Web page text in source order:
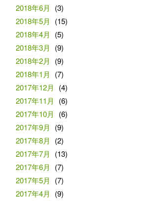
2018年6月
(3)
2018年5月
(15)
2018年4月
(5)
2018年3月
(9)
2018年2月
(9)
2018年1月
(7)
2017年12月
(4)
2017年11月
(6)
2017年10月
(6)
2017年9月
(9)
2017年8月
(2)
2017年7月
(13)
2017年6月
(7)
2017年5月
(7)
2017年4月
(9)